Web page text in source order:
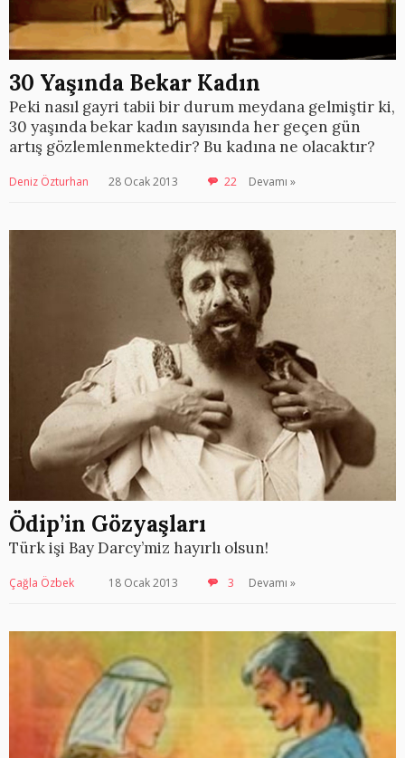
30 Yaşında Bekar Kadın
Peki nasıl gayri tabii bir durum meydana gelmiştir ki,
30 yaşında bekar kadın sayısında her geçen gün
artış gözlemlenmektedir? Bu kadına ne olacaktır?
Deniz Özturhan 28 Ocak 2013 22 Devamı »
Ödip’in Gözyaşları
Türk işi Bay Darcy’miz hayırlı olsun!
Çağla Özbek 18 Ocak 2013 3 Devamı »